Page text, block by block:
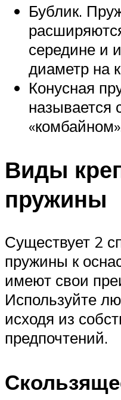
Бублик.
середине и
диаметр на
Конусная
называется
Виды
пружины
Существует 2
пружины к
имеют свои
Используйте
исходя из
предпочтений.